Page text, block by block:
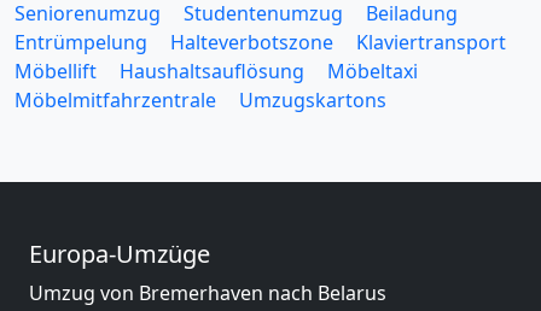
Seniorenumzug
Studentenumzug
Beiladung
Entrümpelung
Halteverbotszone
Klaviertransport
Möbellift
Haushaltsauflösung
Möbeltaxi
Möbelmitfahrzentrale
Umzugskartons
Europa-Umzüge
Umzug von Bremerhaven nach Belarus